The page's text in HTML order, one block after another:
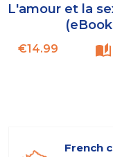
L'amour et la
Price
€14.99
French